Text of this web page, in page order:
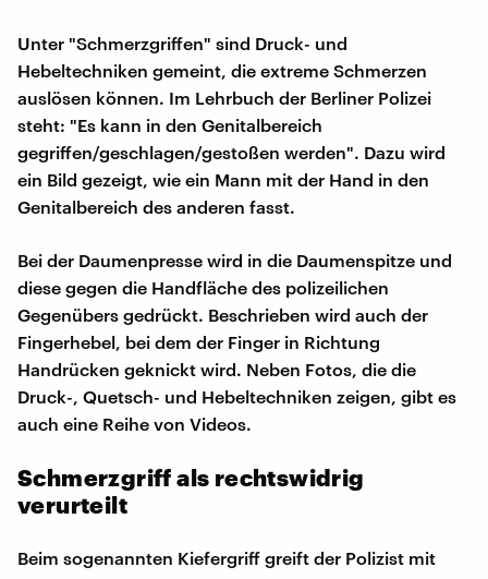
Unter "Schmerzgriffen" sind Druck- und
Hebeltechniken gemeint, die extreme Schmerzen
auslösen können. Im Lehrbuch der Berliner Polizei
steht: "Es kann in den Genitalbereich
gegriffen/geschlagen/gestoßen werden". Dazu wird
ein Bild gezeigt, wie ein Mann mit der Hand in den
Genitalbereich des anderen fasst.
Bei der Daumenpresse wird in die Daumenspitze und
diese gegen die Handfläche des polizeilichen
Gegenübers gedrückt. Beschrieben wird auch der
Fingerhebel, bei dem der Finger in Richtung
Handrücken geknickt wird. Neben Fotos, die die
Druck-, Quetsch- und Hebeltechniken zeigen, gibt es
auch eine Reihe von Videos.
Schmerzgriff als rechtswidrig
verurteilt
Beim sogenannten Kiefergriff greift der Polizist mit